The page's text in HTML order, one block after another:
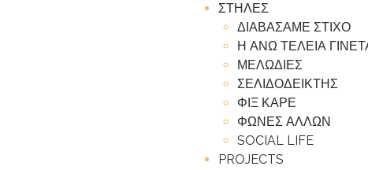
ΣΤΗΛΕΣ
ΔΙΑΒΑΣΑΜΕ ΣΤΙΧΟ
Η ΑΝΩ ΤΕΛΕΙΑ
ΜΕΛΩΔΙΕΣ
ΣΕΛΙΔΟΔΕΙΚΤΗΣ
ΦΙΞ ΚΑΡΕ
ΦΩΝΕΣ ΑΛΛΩΝ
SOCIAL LIFE
PROJECTS